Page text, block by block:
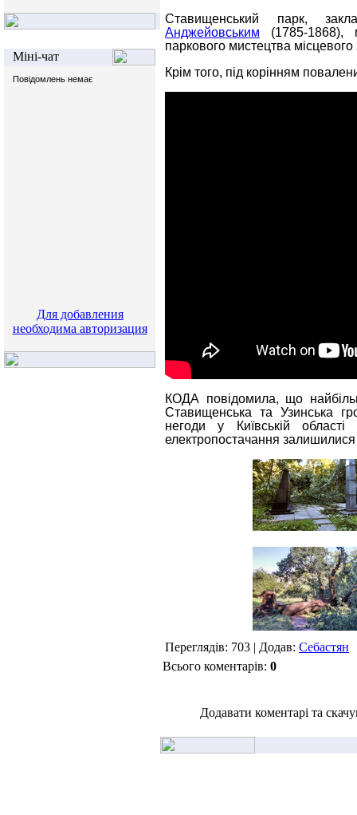
Міні-чат
Для добавления
необходима авторизация
Ставищенський парк,
Анджейовським (1785-1868),
паркового мистецтва
Крім того, під корінням
КОДА повідомила, що
Ставищенська та Узинська
негоди у Київській
електропостачання
Переглядів: 703 | Додав: Себастян
Всього коментарів: 0
Додавати коментарі та